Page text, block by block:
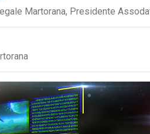
Martorana, Presidente